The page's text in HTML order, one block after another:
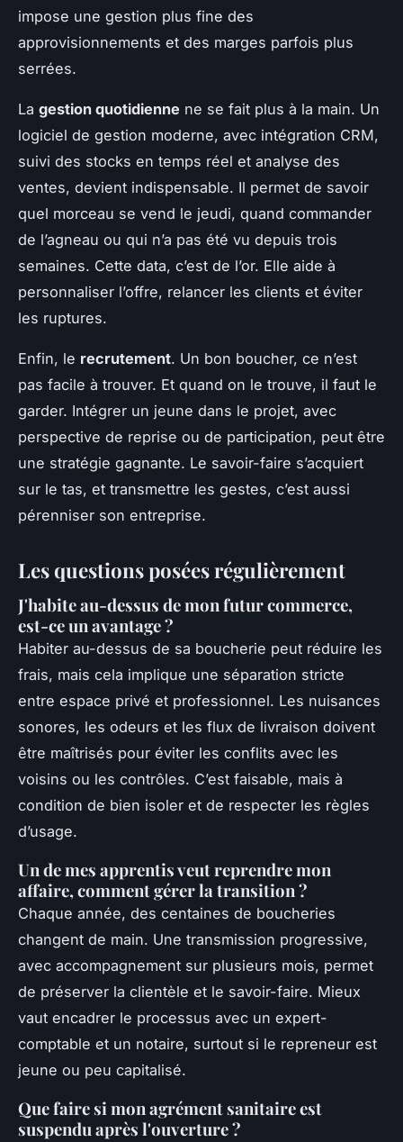
impose une gestion plus fine des
approvisionnements et des marges parfois plus
serrées.
La gestion quotidienne ne se fait plus à la main. Un
logiciel de gestion moderne, avec intégration CRM,
suivi des stocks en temps réel et analyse des
ventes, devient indispensable. Il permet de savoir
quel morceau se vend le jeudi, quand commander
de l’agneau ou qui n’a pas été vu depuis trois
semaines. Cette data, c’est de l’or. Elle aide à
personnaliser l’offre, relancer les clients et éviter
les ruptures.
Enfin, le recrutement. Un bon boucher, ce n’est
pas facile à trouver. Et quand on le trouve, il faut le
garder. Intégrer un jeune dans le projet, avec
perspective de reprise ou de participation, peut être
une stratégie gagnante. Le savoir-faire s’acquiert
sur le tas, et transmettre les gestes, c’est aussi
pérenniser son entreprise.
Les questions posées régulièrement
J'habite au-dessus de mon futur commerce,
est-ce un avantage ?
Habiter au-dessus de sa boucherie peut réduire les
frais, mais cela implique une séparation stricte
entre espace privé et professionnel. Les nuisances
sonores, les odeurs et les flux de livraison doivent
être maîtrisés pour éviter les conflits avec les
voisins ou les contrôles. C’est faisable, mais à
condition de bien isoler et de respecter les règles
d’usage.
Un de mes apprentis veut reprendre mon
affaire, comment gérer la transition ?
Chaque année, des centaines de boucheries
changent de main. Une transmission progressive,
avec accompagnement sur plusieurs mois, permet
de préserver la clientèle et le savoir-faire. Mieux
vaut encadrer le processus avec un expert-
comptable et un notaire, surtout si le repreneur est
jeune ou peu capitalisé.
Que faire si mon agrément sanitaire est
suspendu après l'ouverture ?